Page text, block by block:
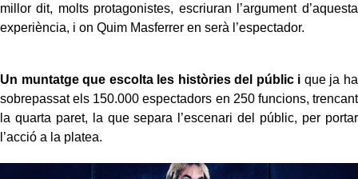
millor dit, molts protagonistes, escriuran l’argument d’aquesta
experiència, i on Quim Masferrer en serà l’espectador.
Un muntatge que escolta les històries del públic i que ja ha
sobrepassat els 150.000 espectadors en 250 funcions, trencant
la quarta paret, la que separa l’escenari del públic, per portar
l’acció a la platea.